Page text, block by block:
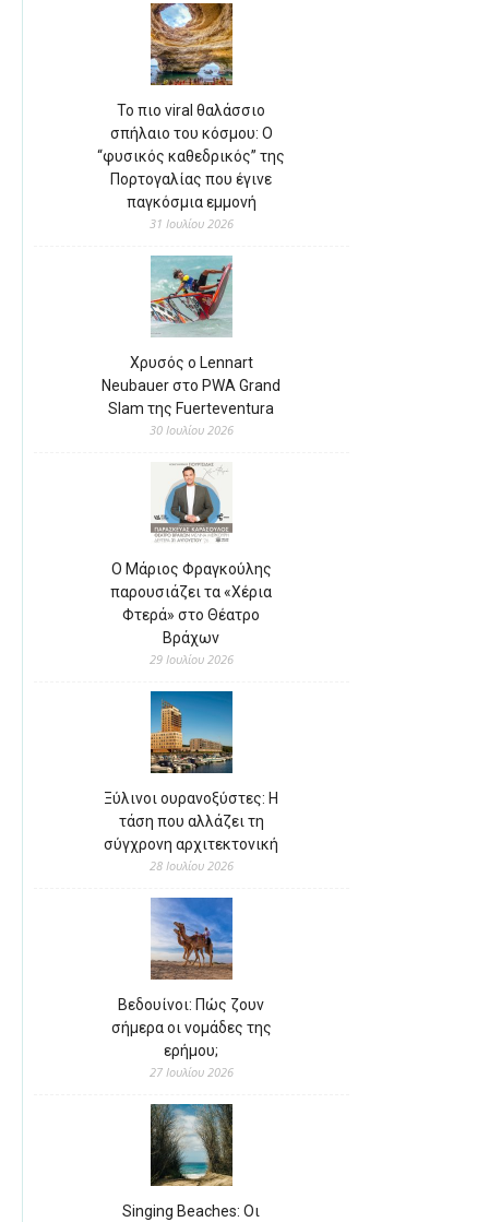
Το πιο viral θαλάσσιο
σπήλαιο του κόσμου: Ο
“φυσικός καθεδρικός” της
Πορτογαλίας που έγινε
παγκόσμια εμμονή
31 Ιουλίου 2026
Χρυσός ο Lennart
Neubauer στο PWA Grand
Slam της Fuerteventura
30 Ιουλίου 2026
Ο Μάριος Φραγκούλης
παρουσιάζει τα «Χέρια
Φτερά» στο Θέατρο
Βράχων
29 Ιουλίου 2026
Ξύλινοι ουρανοξύστες: Η
τάση που αλλάζει τη
σύγχρονη αρχιτεκτονική
28 Ιουλίου 2026
Βεδουίνοι: Πώς ζουν
σήμερα οι νομάδες της
ερήμου;
27 Ιουλίου 2026
Singing Beaches: Οι